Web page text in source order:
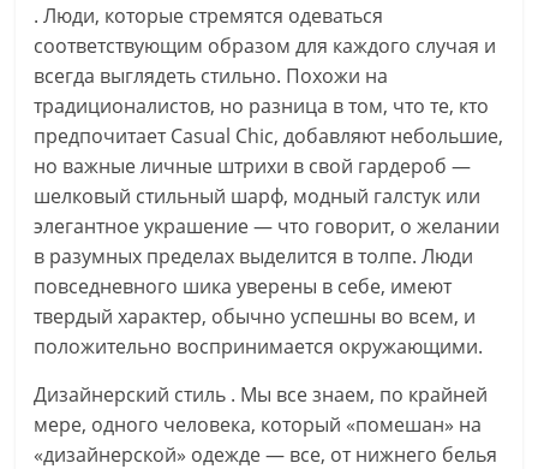
. Люди, которые стремятся одеваться
соответствующим образом для каждого случая и
всегда выглядеть стильно. Похожи на
традиционалистов, но разница в том, что те, кто
предпочитает Casual Chic, добавляют небольшие,
но важные личные штрихи в свой гардероб —
шелковый стильный шарф, модный галстук или
элегантное украшение — что говорит, о желании
в разумных пределах выделится в толпе. Люди
повседневного шика уверены в себе, имеют
твердый характер, обычно успешны во всем, и
положительно воспринимается окружающими.
Дизайнерский стиль . Мы все знаем, по крайней
мере, одного человека, который «помешан» на
«дизайнерской» одежде — все, от нижнего белья